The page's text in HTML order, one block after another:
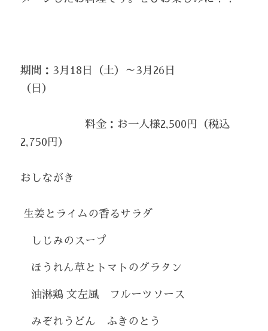
期間：3月18日（土）～3月26日
（日）
料金：お一人様2,500円（税込
2,750円）
おしながき
生姜とライムの香るサラダ
しじみのスープ
ほうれん草とトマトのグラタン
油淋鶏 文左風　フルーツソース
みぞれうどん　ふきのとう